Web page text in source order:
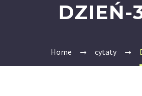
DZIEŃ-
Home cytaty